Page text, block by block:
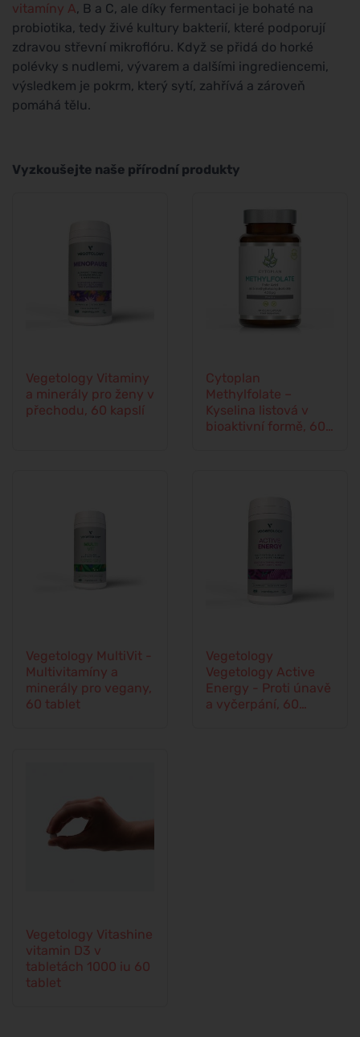
vitamíny A, B a C, ale díky fermentaci je bohaté na
probiotika, tedy živé kultury bakterií, které podporují
zdravou střevní mikroflóru. Když se přidá do horké
polévky s nudlemi, vývarem a dalšími ingrediencemi,
výsledkem je pokrm, který sytí, zahřívá a zároveň
pomáhá tělu.
Vyzkoušejte naše přírodní produkty
Vegetology Vitaminy
a minerály pro ženy v
přechodu, 60 kapslí
Cytoplan
Methylfolate –
Kyselina listová v
bioaktivní formě, 60
Vegetology MultiVit -
Multivitamíny a
minerály pro vegany,
60 tablet
Vegetology
Vegetology Active
Energy - Proti únavě
a vyčerpání, 60
Vegetology Vitashine
vitamin D3 v
tabletách 1000 iu 60
tablet